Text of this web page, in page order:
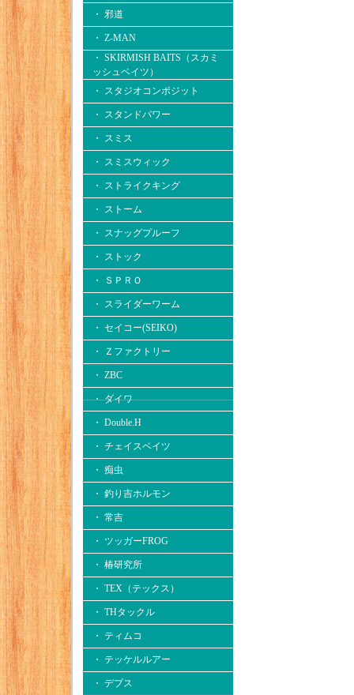
・ 邪道
・ Z-MAN
・ SKIRMISH BAITS（スカミ
ッシュベイツ）
・ スタジオコンポジット
・ スタンドパワー
・ スミス
・ スミスウィック
・ ストライクキング
・ ストーム
・ スナッグプルーフ
・ ストック
・ ＳＰＲＯ
・ スライダーワーム
・ セイコー(SEIKO)
・ Ｚファクトリー
・ ZBC
・ ダイワ
・ Double.H
・ チェイスベイツ
・ 痴虫
・ 釣り吉ホルモン
・ 常吉
・ ツッガーFROG
・ 椿研究所
・ TEX（テックス）
・ THタックル
・ ティムコ
・ テッケルルアー
・ デプス